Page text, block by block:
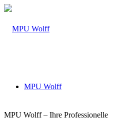
MPU Wolff
MPU Wolff – Ihre Professionelle